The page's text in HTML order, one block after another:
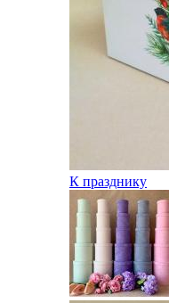
К празднику